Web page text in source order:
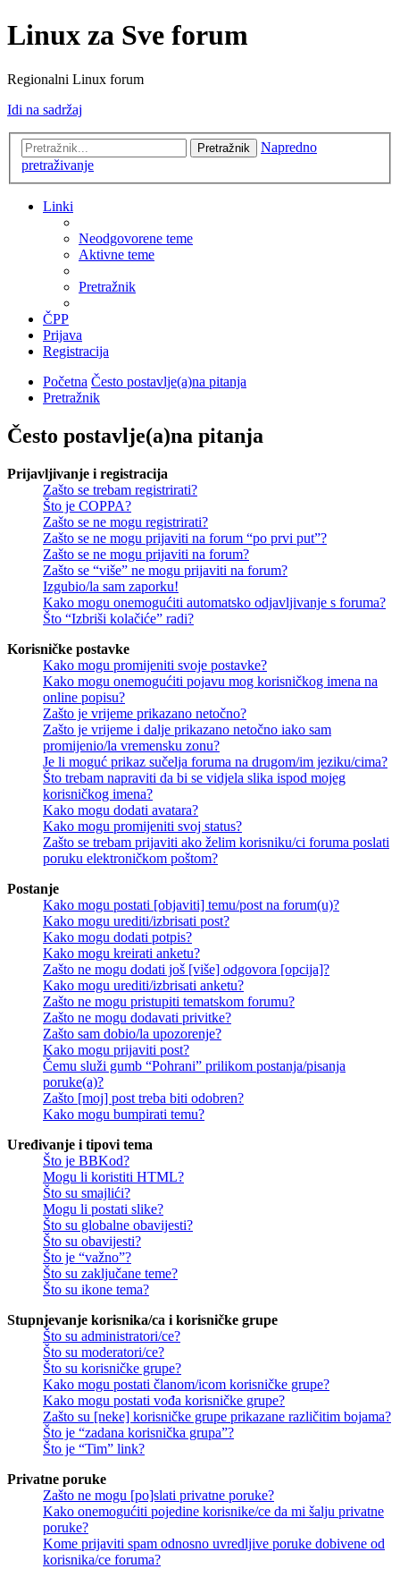
Linux za Sve forum
Regionalni Linux forum
Idi na sadržaj
Pretražnik
Napredno
pretraživanje
Linki
Neodgovorene teme
Aktivne teme
Pretražnik
ČPP
Prijava
Registracija
Početna Često postavlje(a)na pitanja
Pretražnik
Često postavlje(a)na pitanja
Prijavljivanje i registracija
Zašto se trebam registrirati?
Što je COPPA?
Zašto se ne mogu registrirati?
Zašto se ne mogu prijaviti na forum “po prvi put”?
Zašto se ne mogu prijaviti na forum?
Zašto se “više” ne mogu prijaviti na forum?
Izgubio/la sam zaporku!
Kako mogu onemogućiti automatsko odjavljivanje s foruma?
Što “Izbriši kolačiće” radi?
Korisničke postavke
Kako mogu promijeniti svoje postavke?
Kako mogu onemogućiti pojavu mog korisničkog imena na
online popisu?
Zašto je vrijeme prikazano netočno?
Zašto je vrijeme i dalje prikazano netočno iako sam
promijenio/la vremensku zonu?
Je li moguć prikaz sučelja foruma na drugom/im jeziku/cima?
Što trebam napraviti da bi se vidjela slika ispod mojeg
korisničkog imena?
Kako mogu dodati avatara?
Kako mogu promijeniti svoj status?
Zašto se trebam prijaviti ako želim korisniku/ci foruma poslati
poruku elektroničkom poštom?
Postanje
Kako mogu postati [objaviti] temu/post na forum(u)?
Kako mogu urediti/izbrisati post?
Kako mogu dodati potpis?
Kako mogu kreirati anketu?
Zašto ne mogu dodati još [više] odgovora [opcija]?
Kako mogu urediti/izbrisati anketu?
Zašto ne mogu pristupiti tematskom forumu?
Zašto ne mogu dodavati privitke?
Zašto sam dobio/la upozorenje?
Kako mogu prijaviti post?
Čemu služi gumb “Pohrani” prilikom postanja/pisanja
poruke(a)?
Zašto [moj] post treba biti odobren?
Kako mogu bumpirati temu?
Uređivanje i tipovi tema
Što je BBKod?
Mogu li koristiti HTML?
Što su smajlići?
Mogu li postati slike?
Što su globalne obavijesti?
Što su obavijesti?
Što je “važno”?
Što su zaključane teme?
Što su ikone tema?
Stupnjevanje korisnika/ca i korisničke grupe
Što su administratori/ce?
Što su moderatori/ce?
Što su korisničke grupe?
Kako mogu postati članom/icom korisničke grupe?
Kako mogu postati vođa korisničke grupe?
Zašto su [neke] korisničke grupe prikazane različitim bojama?
Što je “zadana korisnička grupa”?
Što je “Tim” link?
Privatne poruke
Zašto ne mogu [po]slati privatne poruke?
Kako onemogućiti pojedine korisnike/ce da mi šalju privatne
poruke?
Kome prijaviti spam odnosno uvredljive poruke dobivene od
korisnika/ce foruma?